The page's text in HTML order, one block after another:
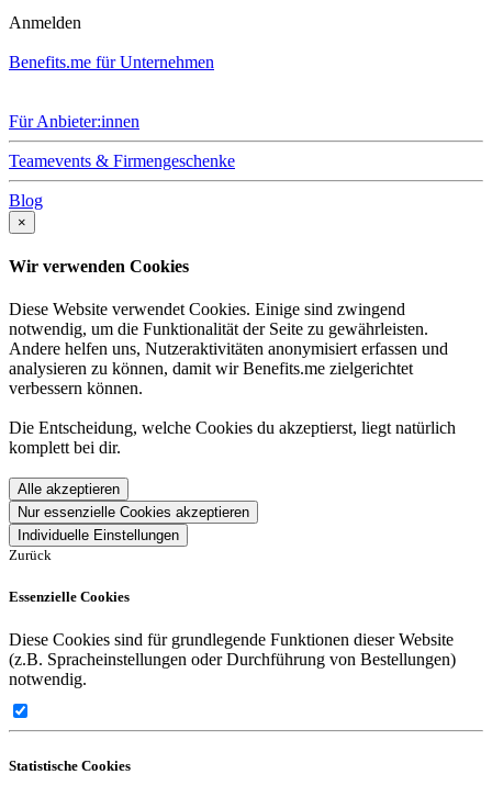
Anmelden
Benefits.me für Unternehmen
Für Anbieter:innen
Teamevents & Firmengeschenke
Blog
×
Wir verwenden Cookies
Diese Website verwendet Cookies. Einige sind zwingend
notwendig, um die Funktionalität der Seite zu gewährleisten.
Andere helfen uns, Nutzeraktivitäten anonymisiert erfassen und
analysieren zu können, damit wir Benefits.me zielgerichtet
verbessern können.
Die Entscheidung, welche Cookies du akzeptierst, liegt natürlich
komplett bei dir.
Alle akzeptieren
Nur essenzielle Cookies akzeptieren
Individuelle Einstellungen
Zurück
Essenzielle Cookies
Diese Cookies sind für grundlegende Funktionen dieser Website
(z.B. Spracheinstellungen oder Durchführung von Bestellungen)
notwendig.
Statistische Cookies